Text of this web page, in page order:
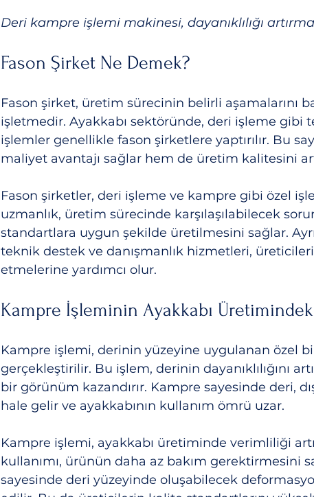
Deri kampre işlemi makinesi, dayanıklılığı
Fason Şirket Ne Demek?
Fason şirket, üretim sürecinin belirli aşamalarını
işletmedir. Ayakkabı sektöründe, deri işleme gibi
işlemler genellikle fason şirketlere yaptırılır. Bu
maliyet avantajı sağlar hem de üretim kalitesini
Fason şirketler, deri işleme ve kampre gibi özel
uzmanlık, üretim sürecinde karşılaşılabilecek
standartlara uygun şekilde üretilmesini sağlar.
teknik destek ve danışmanlık hizmetleri,
etmelerine yardımcı olur.
Kampre İşleminin Ayakkabı
Kampre işlemi, derinin yüzeyine uygulanan özel bir
gerçekleştirilir. Bu işlem, derinin dayanıklılığını
bir görünüm kazandırır. Kampre sayesinde deri,
hale gelir ve ayakkabının kullanım ömrü uzar.
Kampre işlemi, ayakkabı üretiminde verimliliği
kullanımı, ürünün daha az bakım gerektirmesini
sayesinde deri yüzeyinde oluşabilecek